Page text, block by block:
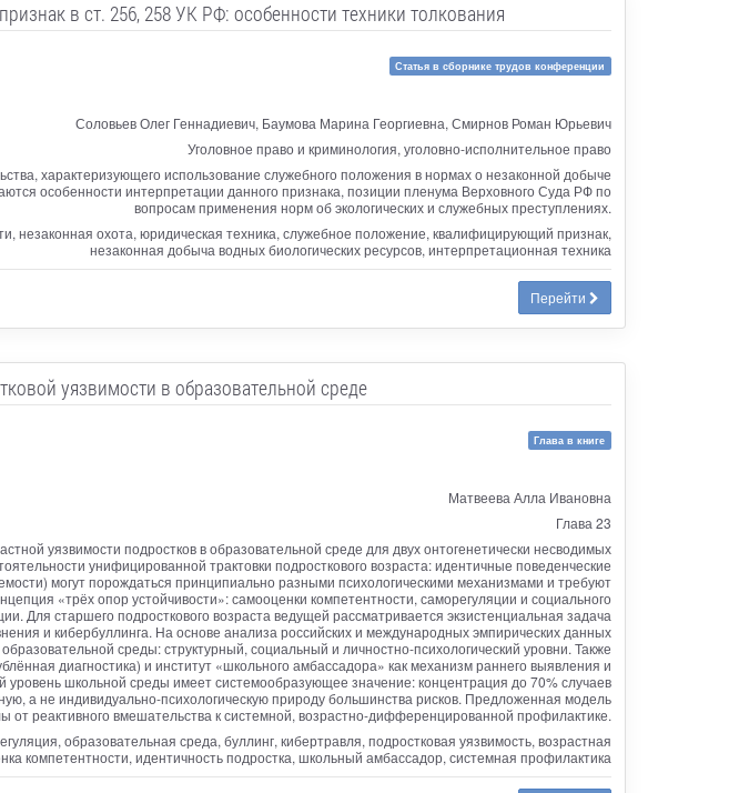
в ст. 256, 258 УК РФ: особенности техники толкования
Статья в сборнике трудов конференции
Соловьев Олег Геннадиевич, Баумова Марина Георгиевна, Смирнов Роман Юрьевич
Уголовное право и криминология, уголовно-исполнительное право
характеризующего использование служебного положения в нормах о незаконной добыче
особенности интерпретации данного признака, позиции пленума Верховного Суда РФ по
вопросам применения норм об экологических и служебных преступлениях.
незаконная охота, юридическая техника, служебное положение, квалифицирующий признак,
незаконная добыча водных биологических ресурсов, интерпретационная техника
Перейти
уязвимости в образовательной среде
Глава в книге
Матвеева Алла Ивановна
Глава 23
уязвимости подростков в образовательной среде для двух онтогенетически несводимых
унифицированной трактовки подросткового возраста: идентичные поведенческие
могут порождаться принципиально разными психологическими механизмами и требуют
«трёх опор устойчивости»: самооценки компетентности, саморегуляции и социального
Для старшего подросткового возраста ведущей рассматривается экзистенциальная задача
и кибербуллинга. На основе анализа российских и международных эмпирических данных
среды: структурный, социальный и личностно-психологический уровни. Также
диагностика) и институт «школьного амбассадора» как механизм раннего выявления и
уровень школьной среды имеет системообразующее значение: концентрация до 70% случаев
а не индивидуально-психологическую природу большинства рисков. Предложенная модель
от реактивного вмешательства к системной, возрастно-дифференцированной профилактике.
образовательная среда, буллинг, кибертравля, подростковая уязвимость, возрастная
компетентности, идентичность подростка, школьный амбассадор, системная профилактика